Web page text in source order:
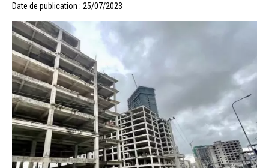
Date de publication : 25/07/2023